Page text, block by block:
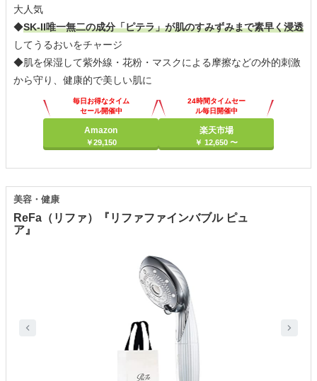
大人気
◆SK-II唯一無二の成分「ピテラ」が肌のすみずみまで素早く浸透
してうるおいをチャージ
◆肌を保湿して紫外線・花粉・マスクによる摩擦などの外的刺激
から守り、健康的で美しい肌に
毎日お得なタイム
セール開催中
Amazon
￥29,150
24時間タイムセー
ル毎日開催中
楽天市場
￥ 12,650 〜
ReFa（リファ）『リファファインバブル ピュ
ア』
美容・健康